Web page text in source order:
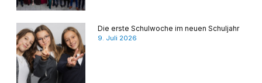
Die erste Schulwoche im neuen Schuljahr
9. Juli 2026